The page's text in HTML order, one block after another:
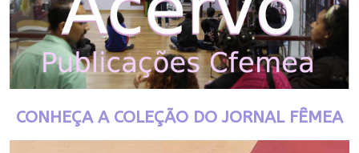
CONHEÇA A COLEÇÃO DO JORNAL FÊMEA